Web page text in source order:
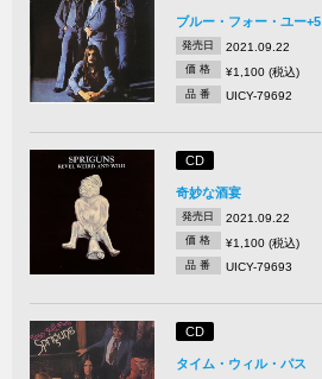
ブルー・フォー・ユー+5
発売日 2021.09.22
価 格 ¥1,100 (税込)
品 番 UICY-79692
CD
奇妙な酒宴
発売日 2021.09.22
価 格 ¥1,100 (税込)
品 番 UICY-79693
CD
タイム・ウィル・パス